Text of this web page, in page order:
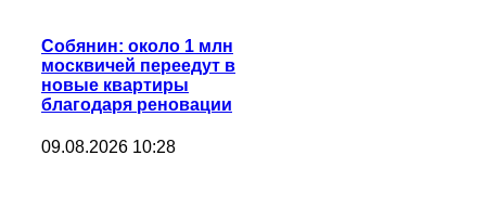
Собянин: около 1 млн
москвичей переедут в
новые квартиры
благодаря реновации
09.08.2026 10:28